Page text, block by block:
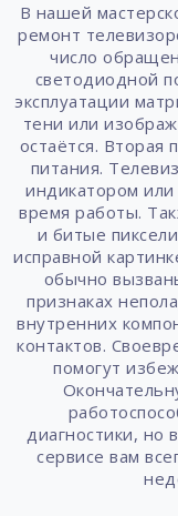
В нашей
ремонт
число
светодиодной
эксплуатации
тени или
остаётся. Вторая
питания.
индикатором
время работы.
и битые
исправной
обычно
признаках
внутренних
контактов.
помогут
диагностики,
сервисе вам